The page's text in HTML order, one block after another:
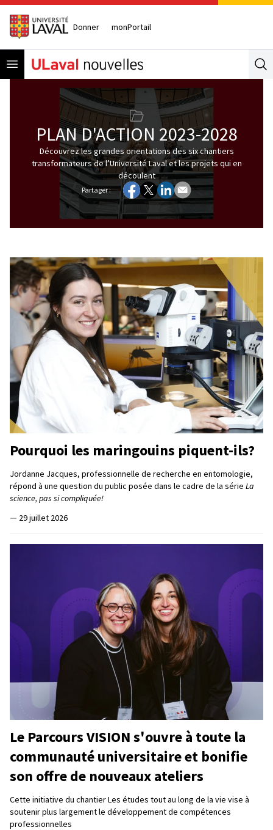
Donner monPortail
Open menu
PLAN D'ACTION 2023-2028
Découvrez les grandes orientations des six chantiers
transformateurs de l’Université Laval et les projets qui en
découlent
Partager :
Pourquoi les maringouins piquent-ils?
Jordanne Jacques, professionnelle de recherche en entomologie,
répond à une question du public posée dans le cadre de la série La
science, pas si compliquée!
— 29 juillet 2026
Le Parcours VISION s'ouvre à toute la
communauté universitaire et bonifie
son offre de nouveaux ateliers
Cette initiative du chantier Les études tout au long de la vie vise à
soutenir plus largement le développement de compétences
professionnelles